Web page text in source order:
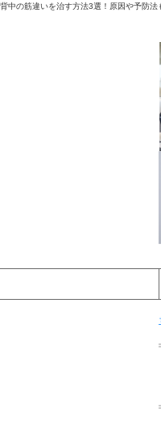
背中の筋違いを治す方法3選！原因や予防法